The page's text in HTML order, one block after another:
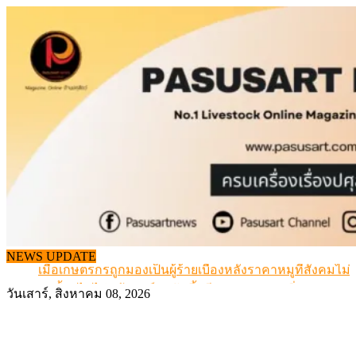
content
NEWS UPDATE
สกัดลักลอบนำเข้าเอ็นโคแช่แข็งกว่า 12.6 ตัน สมุทรสาคร
เมื่อเกษตรกรถูกมองเป็นผู้ร้ายเบื้องหลังราคาหมูที่สังคมไม่
สุดอั้น! ไข่ไก่หน้าฟาร์มปรับขึ้นอีก 6 บาท/แผง เริ่ม 7 ส.ค.69
วันเสาร์, สิงหาคม 08, 2026